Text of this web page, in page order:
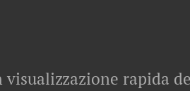
rapida